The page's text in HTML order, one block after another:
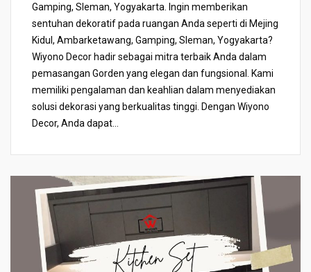
Gamping, Sleman, Yogyakarta. Ingin memberikan
sentuhan dekoratif pada ruangan Anda seperti di Mejing
Kidul, Ambarketawang, Gamping, Sleman, Yogyakarta?
Wiyono Decor hadir sebagai mitra terbaik Anda dalam
pemasangan Gorden yang elegan dan fungsional. Kami
memiliki pengalaman dan keahlian dalam menyediakan
solusi dekorasi yang berkualitas tinggi. Dengan Wiyono
Decor, Anda dapat...